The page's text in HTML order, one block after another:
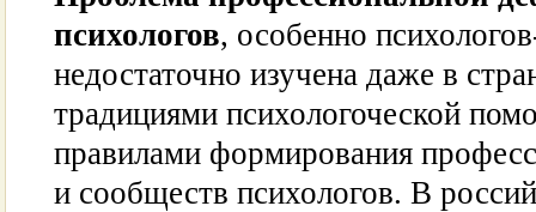
психологов, особенно
недостаточно изучена даже в
традициями психологоческой
правилами формирования
и сообществ психологов. В